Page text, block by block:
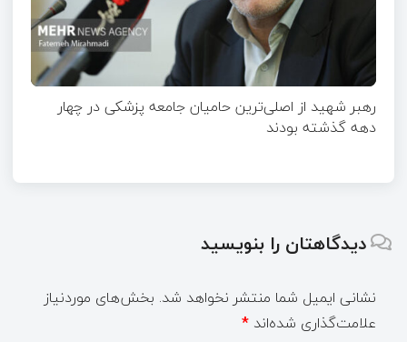
رهبر شهید از اصلی‌ترین حامیان جامعه پزشکی در چهار
دهه گذشته بودند
دیدگاهتان را بنویسید
نشانی ایمیل شما منتشر نخواهد شد. بخش‌های موردنیاز
علامت‌گذاری شده‌اند *